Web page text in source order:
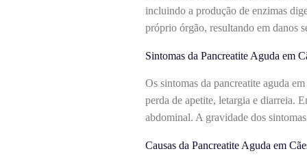
incluindo a produção de enzimas
próprio órgão, resultando em danos
Sintomas da Pancreatite Aguda em
Os sintomas da pancreatite aguda
perda de apetite, letargia e diarreia.
abdominal. A gravidade dos
Causas da Pancreatite Aguda em